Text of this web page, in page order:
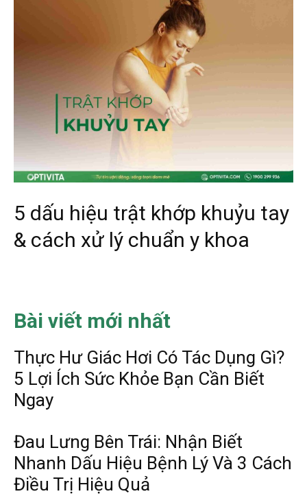
5 dấu hiệu trật khớp khuỷu tay
& cách xử lý chuẩn y khoa
Bài viết mới nhất
Thực Hư Giác Hơi Có Tác Dụng Gì?
5 Lợi Ích Sức Khỏe Bạn Cần Biết
Ngay
Đau Lưng Bên Trái: Nhận Biết
Nhanh Dấu Hiệu Bệnh Lý Và 3 Cách
Điều Trị Hiệu Quả